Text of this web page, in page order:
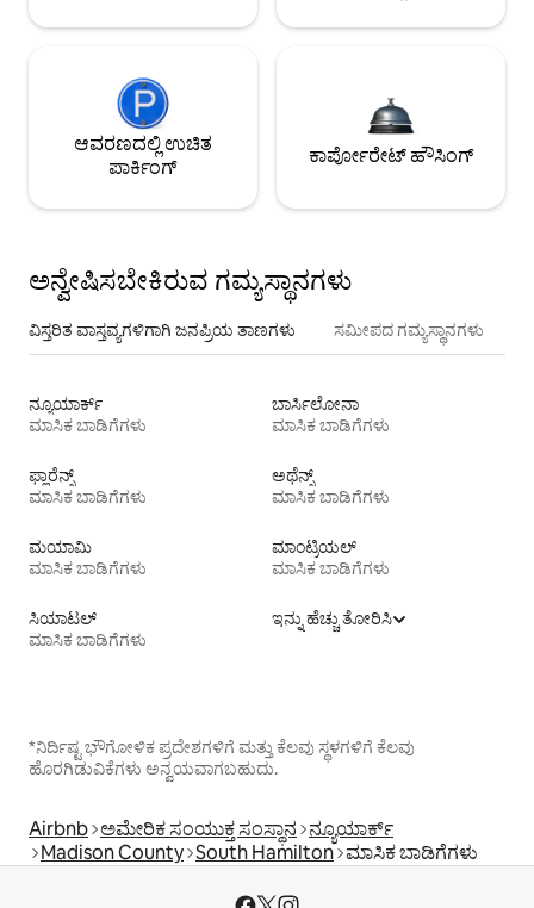
ಆವರಣದಲ್ಲಿ ಉಚಿತ
ಪಾರ್ಕಿಂಗ್
ಕಾರ್ಪೋರೇಟ್ ಹೌಸಿಂಗ್
ಅನ್ವೇಷಿಸಬೇಕಿರುವ ಗಮ್ಯಸ್ಥಾನಗಳು
ವಿಸ್ತರಿತ ವಾಸ್ತವ್ಯಗಳಿಗಾಗಿ ಜನಪ್ರಿಯ ತಾಣಗಳು ಸಮೀಪದ ಗಮ್ಯಸ್ಥಾನಗಳು
ನ್ಯೂಯಾರ್ಕ್
ಮಾಸಿಕ ಬಾಡಿಗೆಗಳು
ಬಾರ್ಸಿಲೋನಾ
ಮಾಸಿಕ ಬಾಡಿಗೆಗಳು
ಫ್ಲಾರೆನ್ಸ್
ಮಾಸಿಕ ಬಾಡಿಗೆಗಳು
ಅಥೆನ್ಸ್
ಮಾಸಿಕ ಬಾಡಿಗೆಗಳು
ಮಯಾಮಿ
ಮಾಸಿಕ ಬಾಡಿಗೆಗಳು
ಮಾಂಟ್ರಿಯಲ್
ಮಾಸಿಕ ಬಾಡಿಗೆಗಳು
ಸಿಯಾಟಲ್
ಮಾಸಿಕ ಬಾಡಿಗೆಗಳು
ಇನ್ನು ಹೆಚ್ಚು ತೋರಿಸಿ
*ನಿರ್ದಿಷ್ಟ ಭೌಗೋಳಿಕ ಪ್ರದೇಶಗಳಿಗೆ ಮತ್ತು ಕೆಲವು ಸ್ಥಳಗಳಿಗೆ ಕೆಲವು
ಹೊರಗಿಡುವಿಕೆಗಳು ಅನ್ವಯವಾಗಬಹುದು.
Airbnb ಅಮೇರಿಕ ಸಂಯುಕ್ತ ಸಂಸ್ಥಾನ ನ್ಯೂಯಾರ್ಕ್
Madison County South Hamilton ಮಾಸಿಕ ಬಾಡಿಗೆಗಳು